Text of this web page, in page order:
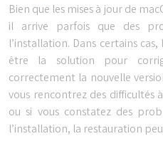
Bien que les mises à jour de
il arrive parfois que des
l’installation. Dans certains
être la solution pour
correctement la nouvelle
vous rencontrez des
ou si vous constatez des
l’installation, la restauration